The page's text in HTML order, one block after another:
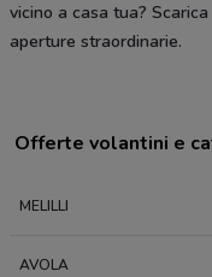
vicino a casa tua?
aperture straordinarie.
Offerte volantini e
MELILLI
AVOLA